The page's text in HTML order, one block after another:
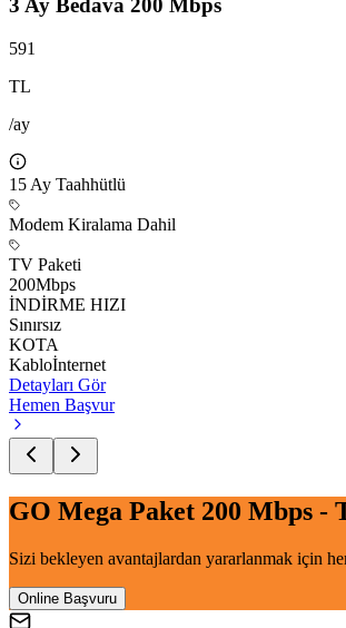
3 Ay Bedava 200 Mbps
591
TL
/ay
15 Ay Taahhütlü
Modem Kiralama Dahil
TV Paketi
200Mbps
İNDİRME HIZI
Sınırsız
KOTA
Kabloİnternet
Detayları Gör
Hemen Başvur
GO Mega Paket 200 Mbps -
Sizi bekleyen avantajlardan yararlanmak için
Online Başvuru